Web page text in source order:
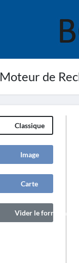
Moteur de
Classique
Image
Carte
Vider le formulaire